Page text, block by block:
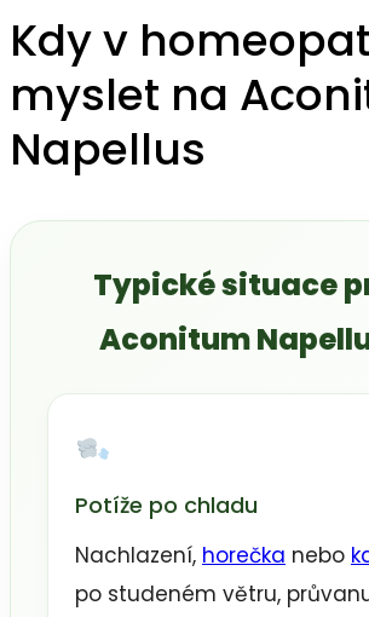
Kdy v
myslet na
Napellus
Typické situace
Aconitum
Potíže po chladu
Nachlazení, horečka nebo
po studeném větru,